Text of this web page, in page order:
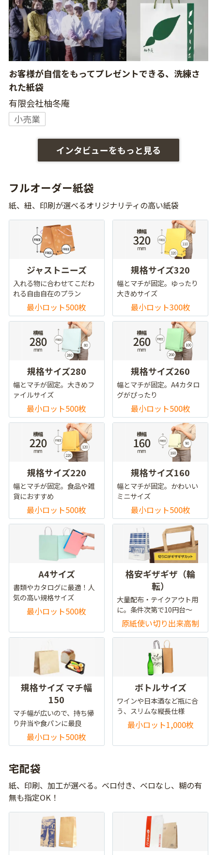
お客様が自信をもってプレゼントできる、洗練さ
れた紙袋
有限会社柚冬庵
小売業
インタビューをもっと見る
フルオーダー紙袋
紙、紐、印刷が選べるオリジナリティの高い紙袋
ジャストニーズ
入れる物に合わせてこだわ
れる自由自在のプラン
最小ロット500枚
規格サイズ320
幅とマチが固定。ゆったり
大きめサイズ
最小ロット300枚
規格サイズ280
幅とマチが固定。大きめフ
ァイルサイズ
最小ロット500枚
規格サイズ260
幅とマチが固定。A4カタロ
グがぴったり
最小ロット500枚
規格サイズ220
幅とマチが固定。食品や雑
貨におすすめ
最小ロット500枚
規格サイズ160
幅とマチが固定。かわいい
ミニサイズ
最小ロット500枚
A4サイズ
書類やカタログに最適！人
気の高い規格サイズ
最小ロット500枚
格安ギザギザ（輪
転）
大量配布・テイクアウト用
に。条件次第で10円台～
原紙使い切り出来高制
規格サイズ マチ幅
150
マチ幅が広いので、持ち帰
り弁当や食パンに最良
最小ロット500枚
ボトルサイズ
ワインや日本酒など瓶に合
う、スリムな縦長仕様
最小ロット1,000枚
宅配袋
紙、印刷、加工が選べる。ベロ付き、ベロなし、糊の有
無も指定OK！